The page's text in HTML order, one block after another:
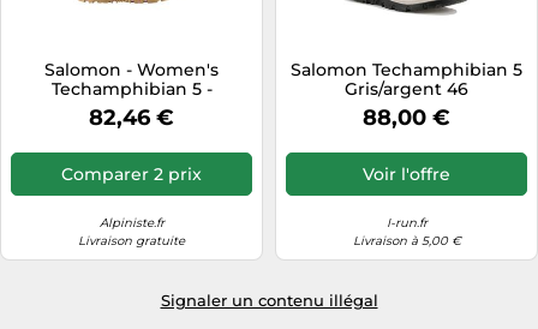
Salomon - Women's
Techamphibian 5 -
Chaussures aquatiques - EU
41 1/3 - peat / rainy day /
82,46 €
Comparer 2 prix
Alpiniste.fr
Livraison gratuite
Salomon Techamphibian 5
Gris/argent 46
88,00 €
Voir l'offre
I-run.fr
Livraison à 5,00 €
Signaler un contenu illégal